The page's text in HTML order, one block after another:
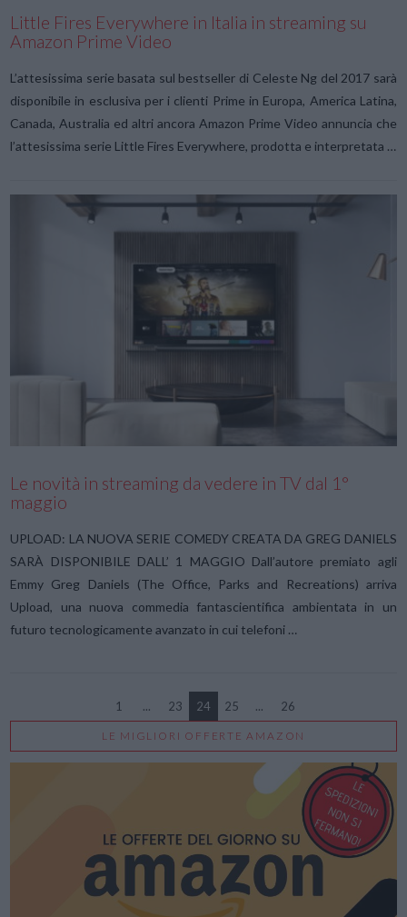
Little Fires Everywhere in Italia in streaming su
Amazon Prime Video
L’attesissima serie basata sul bestseller di Celeste Ng del 2017 sarà
disponibile in esclusiva per i clienti Prime in Europa, America Latina,
Canada, Australia ed altri ancora Amazon Prime Video annuncia che
l’attesissima serie Little Fires Everywhere, prodotta e interpretata …
Le novità in streaming da vedere in TV dal 1°
maggio
UPLOAD: LA NUOVA SERIE COMEDY CREATA DA GREG DANIELS
SARÀ DISPONIBILE DALL’ 1 MAGGIO Dall’autore premiato agli
Emmy Greg Daniels (The Office, Parks and Recreations) arriva
Upload, una nuova commedia fantascientifica ambientata in un
futuro tecnologicamente avanzato in cui telefoni …
1 ... 23 24 25 ... 26
LE MIGLIORI OFFERTE AMAZON